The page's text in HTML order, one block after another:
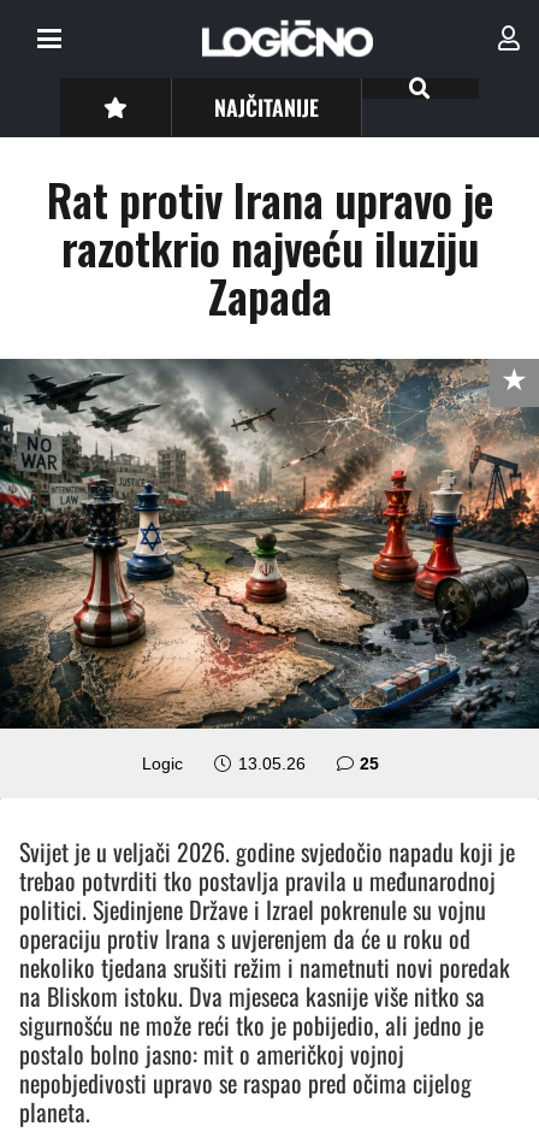
NAJČITANIJE
Rat protiv Irana upravo je
razotkrio najveću iluziju
Zapada
Logic 13.05.26 25komentara
Svijet je u veljači 2026. godine svjedočio napadu koji je
trebao potvrditi tko postavlja pravila u međunarodnoj
politici. Sjedinjene Države i Izrael pokrenule su vojnu
operaciju protiv Irana s uvjerenjem da će u roku od
nekoliko tjedana srušiti režim i nametnuti novi poredak
na Bliskom istoku. Dva mjeseca kasnije više nitko sa
sigurnošću ne može reći tko je pobijedio, ali jedno je
postalo bolno jasno: mit o američkoj vojnoj
nepobjedivosti upravo se raspao pred očima cijelog
planeta.